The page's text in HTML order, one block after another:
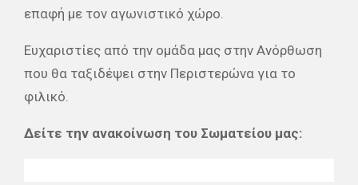
επαφή με τον αγωνιστικό χώρο.
Ευχαριστίες από την ομάδα μας στην Ανόρθωση
που θα ταξιδέψει στην Περιστερώνα για το
φιλικό.
Δείτε την ανακοίνωση του Σωματείου μας: